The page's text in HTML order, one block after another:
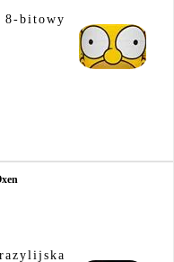
bitowy